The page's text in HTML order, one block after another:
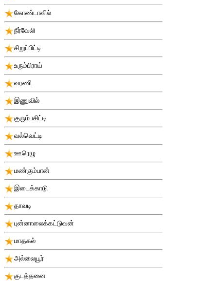
கோண்டாவில்
நீர்வேலி
சிறுப்பிட்டி
உரும்பிராய்
வரணி
இணுவில்
குரும்பசிட்டி
வல்வெட்டி
ஊரெழு
மண்கும்பான்
இடைக்காடு
தாவடி
புன்னாலைக்கட்டுவன்
மாதகல்
அல்லையூர்
குடத்தனை